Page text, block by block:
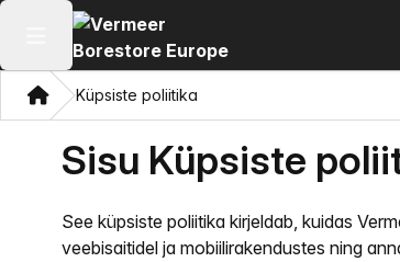
Ava peamenüü
KoduKüpsiste poliitika
Sisu Küpsiste
See küpsiste poliitika kirjeldab, kuidas
veebisaitidel ja mobiilirakendustes ning